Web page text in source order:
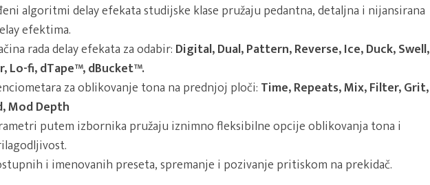
algoritmi delay efekata studijske klase pružaju pedantna, detaljna i nijansirana
efektima.
rada delay efekata za odabir: Digital, Dual, Pattern, Reverse, Ice, Duck, Swell,
Lo-fi, dTape™, dBucket™.
za oblikovanje tona na prednjoj ploči: Time, Repeats, Mix, Filter, Grit,
Mod Depth
putem izbornika pružaju iznimno fleksibilne opcije oblikovanja tona i
i imenovanih preseta, spremanje i pozivanje pritiskom na prekidač.